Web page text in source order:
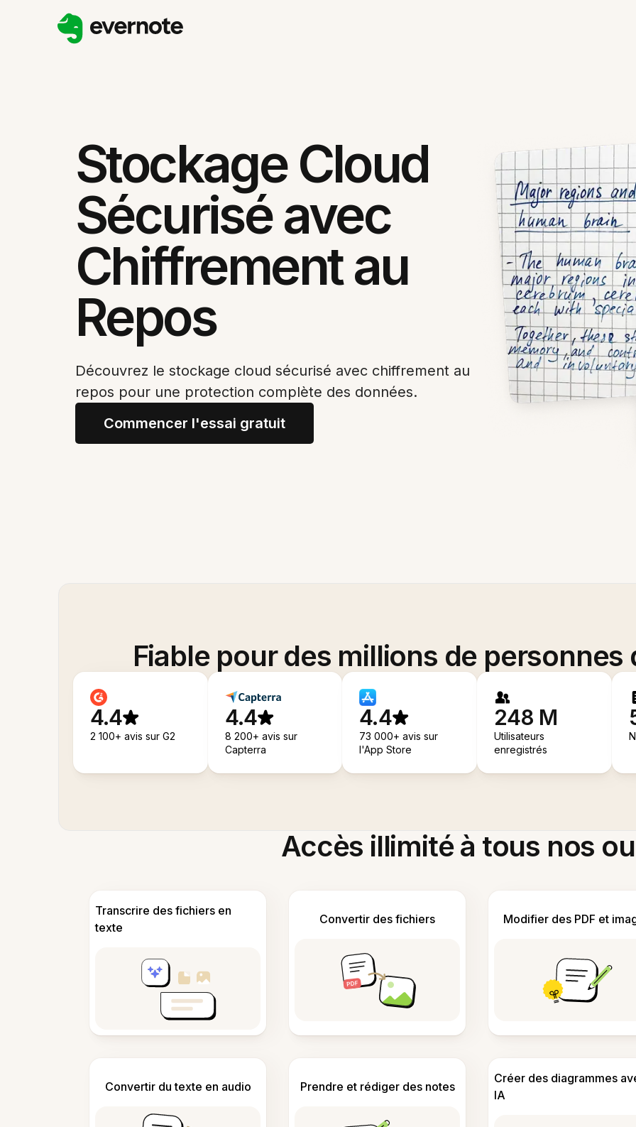
Stockage Cloud
Sécurisé avec
Chiffrement au
Repos
Découvrez le stockage cloud sécurisé avec chiffrement au
repos pour une protection complète des données.
Commencer l'essai gratuit
Fiable pour des millions de personnes
4.4
2 100+ avis sur G2
4.4
8 200+ avis sur
Capterra
4.4
73 000+ avis sur
l'App Store
248 M
Utilisateurs
enregistrés
Accès illimité à tous nos
Transcrire des fichiers en
texte
Convertir des fichiers Modifier des PDF et
Convertir du texte en audio Prendre et rédiger des notes
Créer des diagrammes
IA